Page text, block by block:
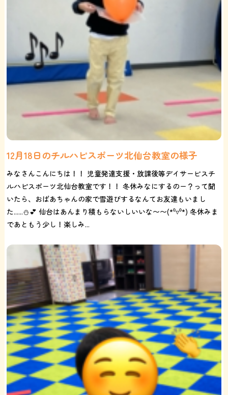
12月18日のチルハピスポーツ北仙台教室の様子
みなさんこんにちは！！ 児童発達支援・放課後等デイサービスチ
ルハピスポーツ北仙台教室です！！ 冬休みなにするのー？って聞
いたら、おばあちゃんの家で雪遊びするなんてお友達もいまし
た......⛄️💕 仙台はあんまり積もらないしいいな〜〜(*⁰▿⁰*) 冬休みま
であともう少し！楽しみ...